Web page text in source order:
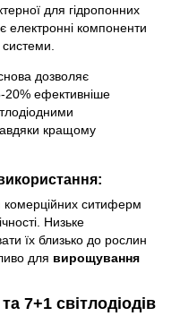
для гідропонних
електронні компоненти
системи.
дозволяє
ефективніше
кращому
комерційних ситиферм
Низьке
їх близько до рослин
для вирощування
7+1 світлодіодів